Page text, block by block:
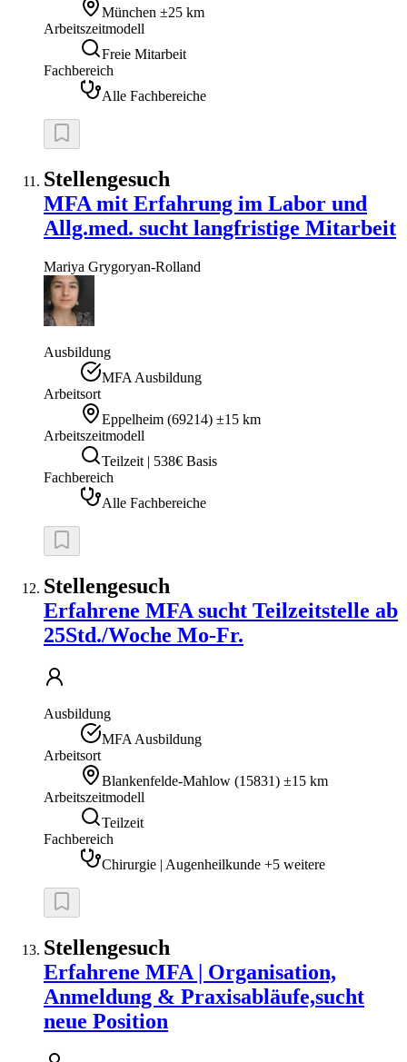
München ±25 km
Arbeitszeitmodell
Freie Mitarbeit
Fachbereich
Alle Fachbereiche
Stellengesuch
MFA mit Erfahrung im Labor und
Allg.med. sucht langfristige Mitarbeit
Mariya Grygoryan-Rolland
Ausbildung
MFA Ausbildung
Arbeitsort
Eppelheim (69214) ±15 km
Arbeitszeitmodell
Teilzeit | 538€ Basis
Fachbereich
Alle Fachbereiche
Stellengesuch
Erfahrene MFA sucht Teilzeitstelle ab
25Std./Woche Mo-Fr.
Ausbildung
MFA Ausbildung
Arbeitsort
Blankenfelde-Mahlow (15831) ±15 km
Arbeitszeitmodell
Teilzeit
Fachbereich
Chirurgie | Augenheilkunde +5 weitere
Stellengesuch
Erfahrene MFA | Organisation,
Anmeldung & Praxisabläufe,sucht
neue Position